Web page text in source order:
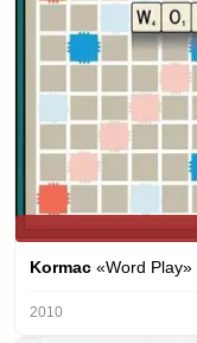
Kormac «Word Play»
2010